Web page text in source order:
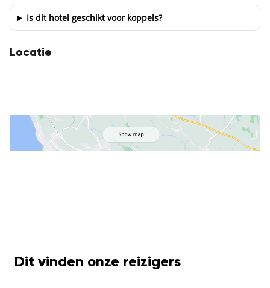
Is dit hotel geschikt voor koppels?
Locatie
Dit vinden onze reizigers